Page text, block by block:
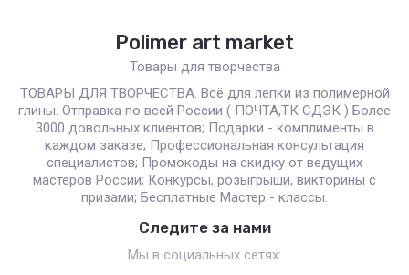
Polimer art market
Товары для творчества
ТОВАРЫ ДЛЯ ТВОРЧЕСТВА. Всё для лепки из полимерной
глины. Отправка по всей России ( ПОЧТА,ТК СДЭК ) Более
3000 довольных клиентов; Подарки - комплименты в
каждом заказе; Профессиональная консультация
специалистов; Промокоды на скидку от ведущих
мастеров России; Конкурсы, розыгрыши, викторины с
призами; Бесплатные Мастер - классы.
Следите за нами
Мы в социальных сетях: